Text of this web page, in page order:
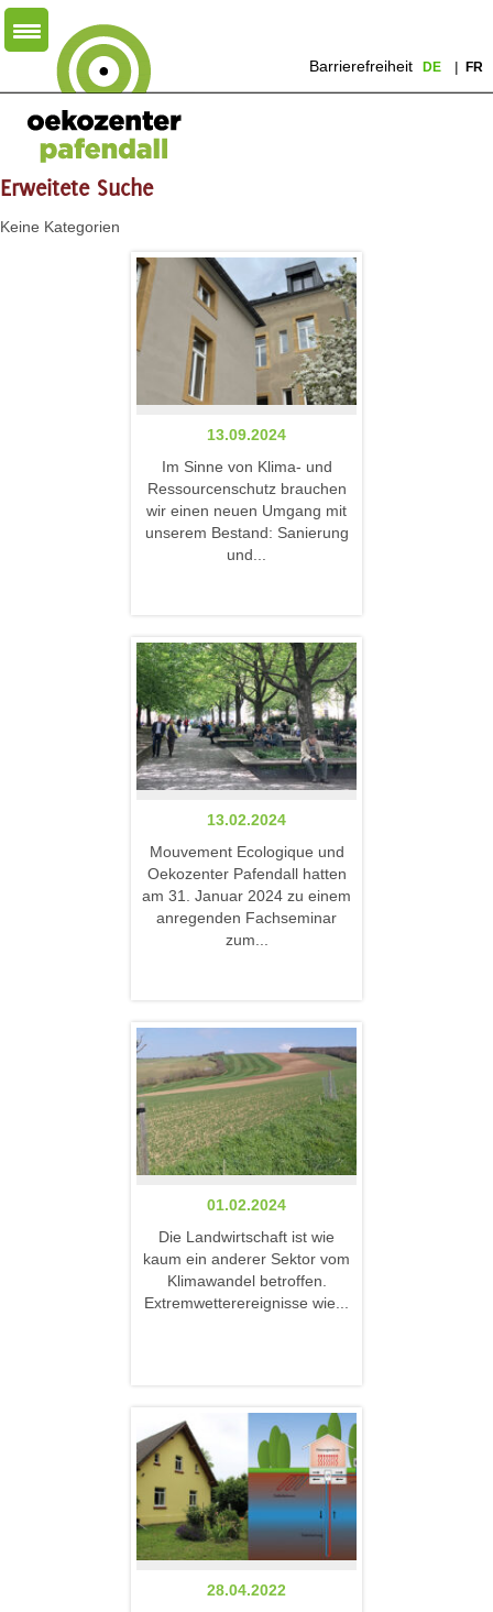
Barrierefreiheit DE FR
Erweitete Suche
Keine Kategorien
13.09.2024
Im Sinne von Klima- und
Ressourcenschutz brauchen
wir einen neuen Umgang mit
unserem Bestand: Sanierung
und...
13.02.2024
Mouvement Ecologique und
Oekozenter Pafendall hatten
am 31. Januar 2024 zu einem
anregenden Fachseminar
zum...
01.02.2024
Die Landwirtschaft ist wie
kaum ein anderer Sektor vom
Klimawandel betroffen.
Extremwetterereignisse wie...
28.04.2022